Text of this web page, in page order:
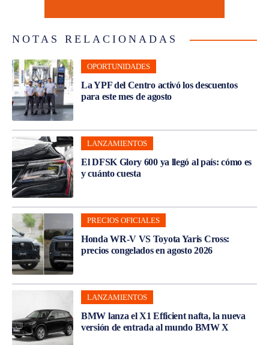
NOTAS RELACIONADAS
OPORTUNIDADES
La YPF del Centro activó los descuentos
para este mes de agosto
LANZAMIENTOS
El DFSK Glory 600 ya llegó al país: cómo es
y cuánto cuesta
PRECIOS OFICIALES
Honda WR-V VS Toyota Yaris Cross:
precios congelados en agosto 2026
LANZAMIENTOS
BMW lanza el X1 Efficient nafta, la nueva
versión de entrada al mundo BMW X